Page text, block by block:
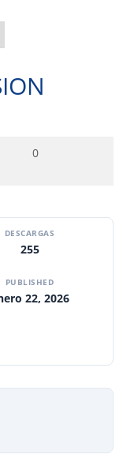
0
DESCARGAS
255
PUBLISHED
22, 2026